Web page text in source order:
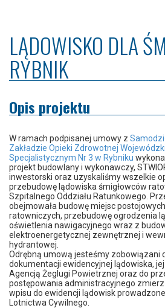
LĄDOWISKO DLA
RYBNIK
Opis projektu
W ramach podpisanej umowy z
Zakładzie Opieki Zdrowotnej
Specjalistycznym Nr 3 w Rybniku
projekt budowlany i wykonawczy,
inwestorski oraz uzyskaliśmy wszelkie
przebudowę lądowiska śmigłowców
Szpitalnego Oddziału Ratunkowego.
obejmowała budowę miejsc
ratowniczych, przebudowę ogrodzenia
oświetlenia nawigacyjnego wraz z
elektroenergetycznej zewnętrznej i
hydrantowej.
Odrębną umową jesteśmy zobowiązani
dokumentacji ewidencyjnej lądowiska,
Agencją Żeglugi Powietrznej oraz do
postępowania administracyjnego
wpisu do ewidencji lądowisk
Lotnictwa Cywilnego.